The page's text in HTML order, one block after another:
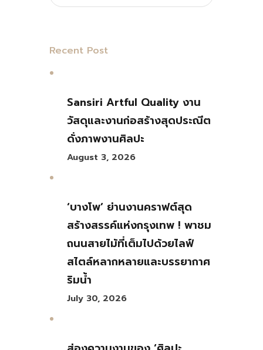
Recent Post
Sansiri Artful Quality งาน
วัสดุและงานก่อสร้างสุดประณีต
ดั่งภาพงานศิลปะ
August 3, 2026
‘บางโพ’ ย่านงานคราฟต์สุด
สร้างสรรค์แห่งกรุงเทพ ! พาชม
ถนนสายไม้ที่เต็มไปด้วยไลฟ์
สไตล์หลากหลายและบรรยากาศ
ริมน้ำ
July 30, 2026